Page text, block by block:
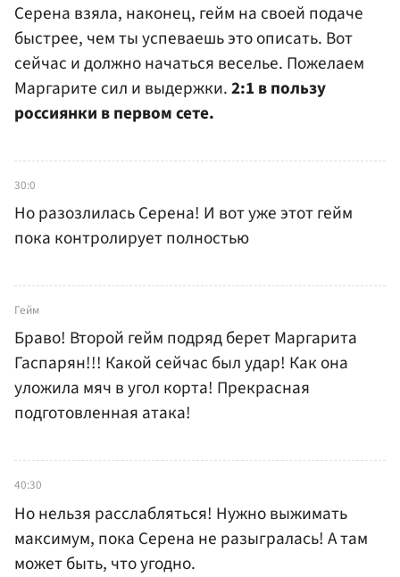
Серена взяла, наконец, гейм на своей подаче
быстрее, чем ты успеваешь это описать. Вот
сейчас и должно начаться веселье. Пожелаем
Маргарите сил и выдержки.2:1 в пользу
россиянки в первом сете.
30:0
Но разозлилась Серена! И вот уже этот гейм
пока контролирует полностью
Гейм
Браво! Второй гейм подряд берет Маргарита
Гаспарян!!! Какой сейчас был удар! Как она
уложила мяч в угол корта! Прекрасная
подготовленная атака!
40:30
Но нельзя расслабляться! Нужно выжимать
максимум, пока Серена не разыгралась! А там
может быть, что угодно.